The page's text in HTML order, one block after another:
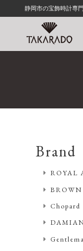
静岡市の宝飾時計専
Brand
ROYAL
Chopard